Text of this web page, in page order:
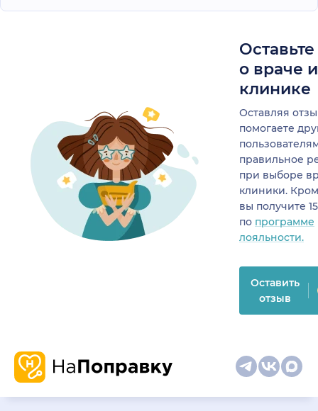
о враче
клинике
Оставляя
помогаете
правильное
при выборе
клиники.
вы получите
по программе
лояльности.
Оставить
отзыв